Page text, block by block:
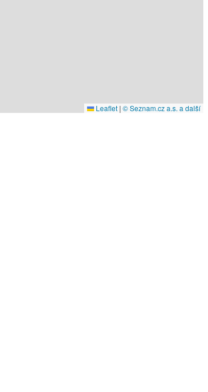
Leaflet | © Seznam.cz a.s. a další